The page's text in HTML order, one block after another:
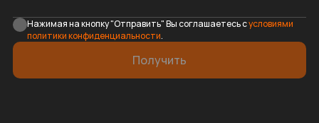
Нажимая на кнопку "Отправить" Вы соглашаетесь сусловиями
политики конфиденциальности.
Получить